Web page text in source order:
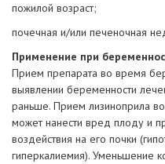
пожилой возраст;
почечная и/или печеночная
Применение при
Прием препарата во время
выявлении беременности
раньше. Прием лизиноприла
может нанести вред плоду и
воздействия на его почки
гиперкалиемия). Уменьшение